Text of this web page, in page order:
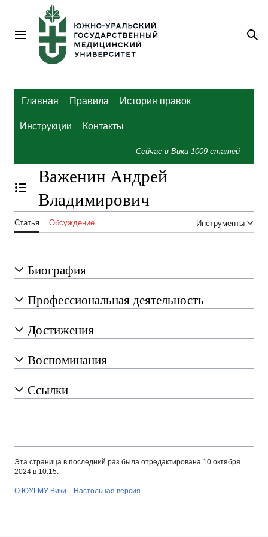
содержанию
Главное меню
Главная Правила История правок
Инструкции Контакты
Сейчас в Вики 1009 статей
Отобразить/Скрыть содержание
Важенин Андрей
Владимирович
Статья Обсуждение Инструменты
Биография
Профессиональная деятельность
Достижения
Воспоминания
Ссылки
Эта страница в последний раз была отредактирована 10 октября
2024 в 10:15.
О ЮУГМУ Вики Настольная версия